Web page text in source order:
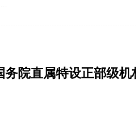
院直属特设正部级机